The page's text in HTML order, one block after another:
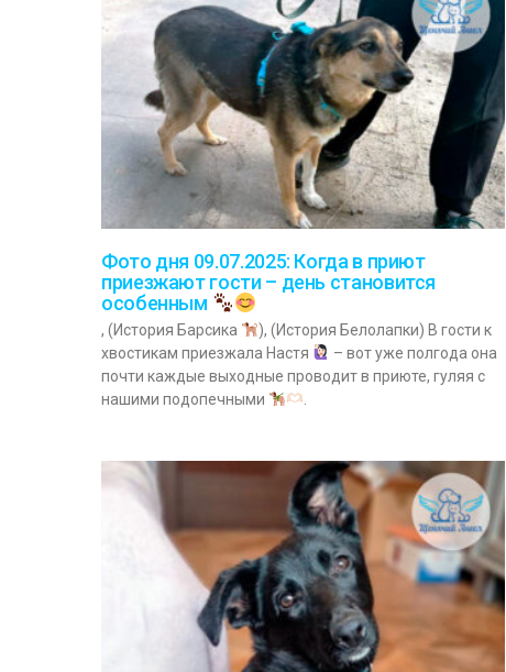
Фото дня 09.07.2025: Когда в приют
приезжают гости – день становится
особенным
, (История Барсика
), (История Белолапки) В гости к
хвостикам приезжала Настя
– вот уже полгода она
почти каждые выходные проводит в приюте, гуляя с
нашими подопечными